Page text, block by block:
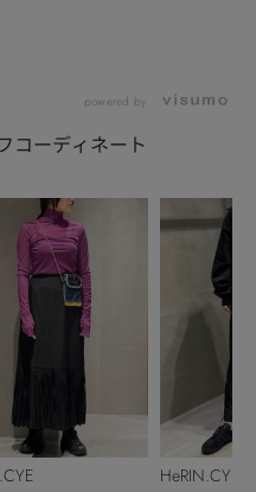
powered by
コーディネート
HeRIN.CYE